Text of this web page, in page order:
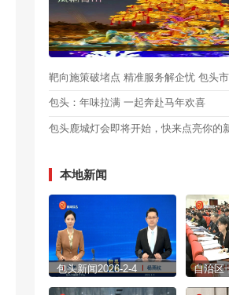
包头：年味拉满 一起奔赴马年欢喜
包头鹿城灯会即将开始，快来点亮你的
本地新闻
包头新闻2026-2-4